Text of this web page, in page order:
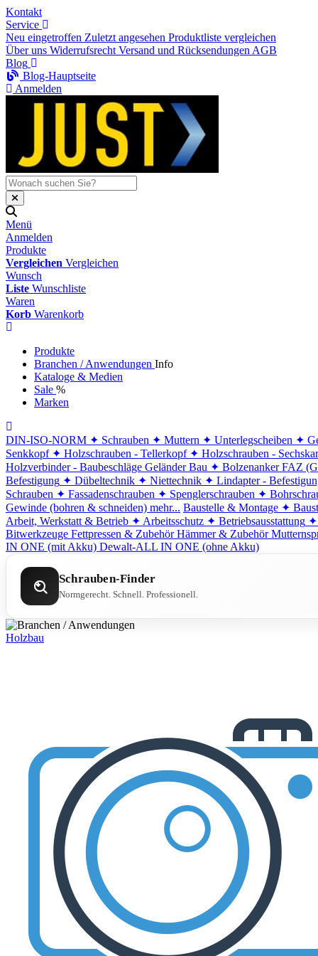
Kontakt
Service
Neu eingetroffen Zuletzt angesehen Produktliste vergleichen
Über uns Widerrufsrecht Versand und Rücksendungen AGB
Blog
Blog-Hauptseite
Anmelden
Menü
Anmelden
Produkte
Vergleichen Vergleichen
Wunsch
Liste Wunschliste
Waren
Korb Warenkorb
Produkte
Branchen / Anwendungen Info
Kataloge & Medien
Sale %
Marken
DIN-ISO-NORM ✦ Schrauben ✦ Muttern ✦ Unterlegscheiben ✦
Senkkopf ✦ Holzschrauben - Tellerkopf ✦ Holzschrauben -
Holzverbinder - Baubeschläge Geländer Bau ✦ Bolzenanker FAZ
Befestigung ✦ Dübeltechnik ✦ Niettechnik ✦ Lindapter -
Schrauben ✦ Fassadenschrauben ✦ Spenglerschrauben ✦
Gewinde (bohren & schneiden) mehr... Baustelle & Montage ✦
Arbeit, Werkstatt & Betrieb ✦ Arbeitsschutz ✦ Betriebsausstattung ✦
Bitwerkzeuge Fettpressen & Zubehör Hämmer & Zubehör
IN ONE (mit Akku) Dewalt-ALL IN ONE (ohne Akku)
Schrauben-Finder
Normgerecht. Schnell. Professionell.
Holzbau